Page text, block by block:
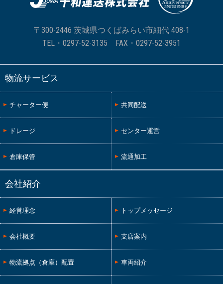
〒300-2446 茨城県つくばみらい市細代 408-1
TEL・ 0297-52-3135 FAX・0297-52-3951
物流サービス
チャーター便 共同配送
ドレージ センター運営
倉庫保管 流通加工
会社紹介
経営理念 トップメッセージ
会社概要 支店案内
物流拠点（倉庫）配置 車両紹介